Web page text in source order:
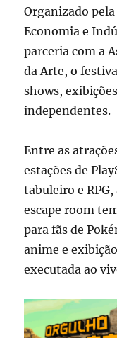
Organizado
Economia e
parceria com a
da Arte, o
shows,
independentes.
Entre as
estações de
tabuleiro e
escape room
para fãs de
anime e
executada ao